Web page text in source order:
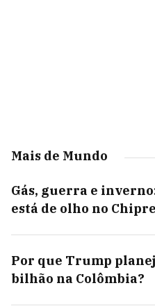
Mais de Mundo
Gás, guerra e
está de olho no Chipre
Por que Trump
bilhão na Colômbia?